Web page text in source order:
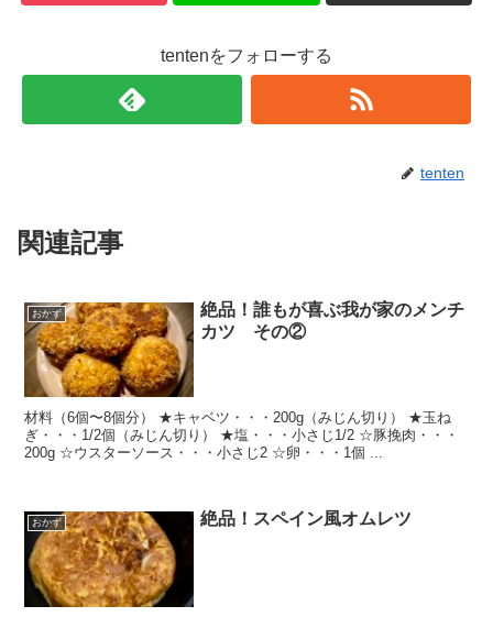
tentenをフォローする
tenten
関連記事
おかず
絶品！誰もが喜ぶ我が家のメンチ
カツ その②
材料（6個〜8個分） ★キャベツ・・・200g（みじん切り） ★玉ね
ぎ・・・1/2個（みじん切り） ★塩・・・小さじ1/2 ☆豚挽肉・・・
200g ☆ウスターソース・・・小さじ2 ☆卵・・・1個 ...
おかず 絶品！スペイン風オムレツ